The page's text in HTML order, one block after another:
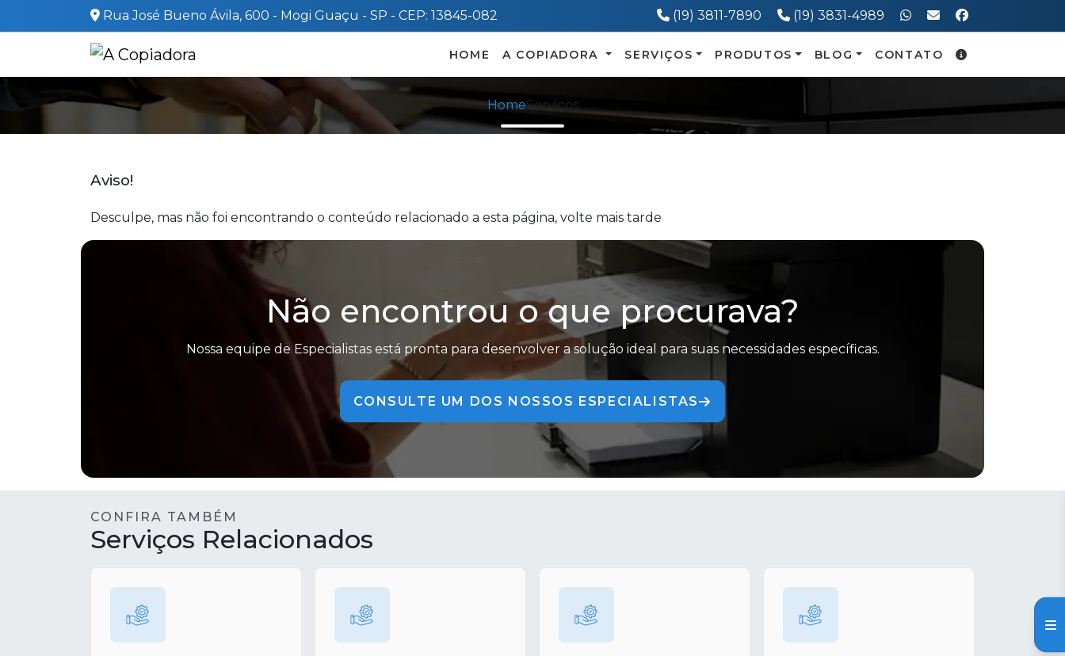
Rua José Bueno Ávila, 600 - Mogi Guaçu - SP - CEP: 13845-082 Telefone:
(19) 3811-7890 Telefone:
(19) 3831-4989
HOME A COPIADORA SERVIÇOS PRODUTOS BLOG CONTATO
HomeServiços
Aviso!
Desculpe, mas não foi encontrando o conteúdo relacionado a esta página, volte mais tarde
Não encontrou o que procurava?
Nossa equipe de Especialistas está pronta para desenvolver a solução ideal para suas necessidades específicas.
CONSULTE UM DOS NOSSOS ESPECIALISTAS
CONFIRA TAMBÉM
Serviços Relacionados